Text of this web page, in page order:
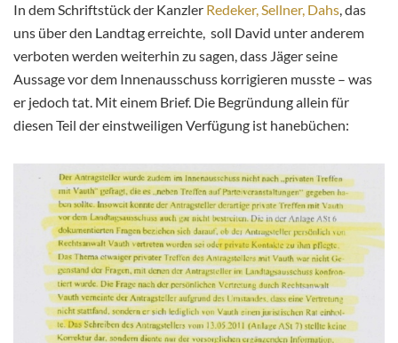
In dem Schriftstück der Kanzler Redeker, Sellner, Dahs, das
uns über den Landtag erreichte, soll David unter anderem
verboten werden weiterhin zu sagen, dass Jäger seine
Aussage vor dem Innenausschuss korrigieren musste – was
er jedoch tat. Mit einem Brief. Die Begründung allein für
diesen Teil der einstweiligen Verfügung ist hanebüchen: